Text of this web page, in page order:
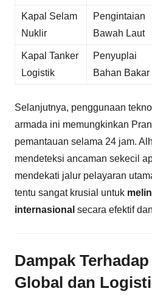
Kapal Selam
Nuklir
Pengintaian
Bawah Laut
Kapal Tanker
Logistik
Penyuplai
Bahan Bakar
Selanjutnya, penggunaan
armada ini memungkinkan
pemantauan selama 24 jam.
mendeteksi ancaman sekecil
mendekati jalur pelayaran
tentu sangat krusial untuk
internasional secara efektif
Dampak
Global dan